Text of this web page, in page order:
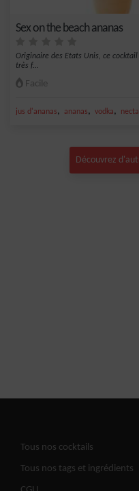
Sex on the beach ananas
Originaire des Etats Unis, ce
très f...
Facile
jus d'ananas, ananas, vodka,
Découvrez
Tous nos cocktails
Tous nos tags et ingrédients